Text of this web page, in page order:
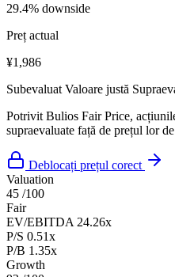
29.4% downside
Preț actual
¥1,986
Subevaluat Valoare justă
Potrivit Bulios Fair Price,
supraevaluate față de prețul lor
Deblocați prețul corect
Valuation
45 /100
Fair
EV/EBITDA 24.26x
P/S 0.51x
P/B 1.35x
Growth